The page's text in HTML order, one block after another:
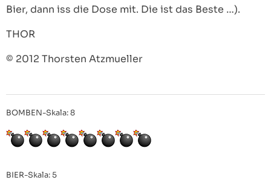
Bier, dann iss die Dose mit. Die ist das Beste …).
THOR
© 2012 Thorsten Atzmueller
BOMBEN-Skala: 8
BIER-Skala: 5